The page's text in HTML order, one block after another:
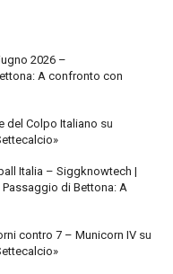
2026 –
A confronto con
del Colpo Italiano su
Italia – Siggknowtech |
Passaggio di Bettona: A
contro 7 – Municorn IV su